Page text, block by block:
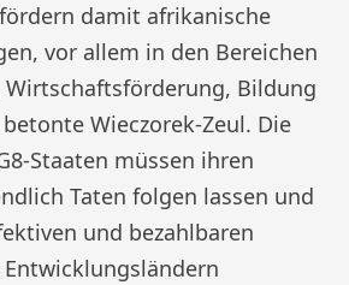
damit afrikanische
vor allem in den Bereichen
Bildung
Wieczorek-Zeul. Die
Staaten müssen ihren
Taten folgen lassen und
und bezahlbaren